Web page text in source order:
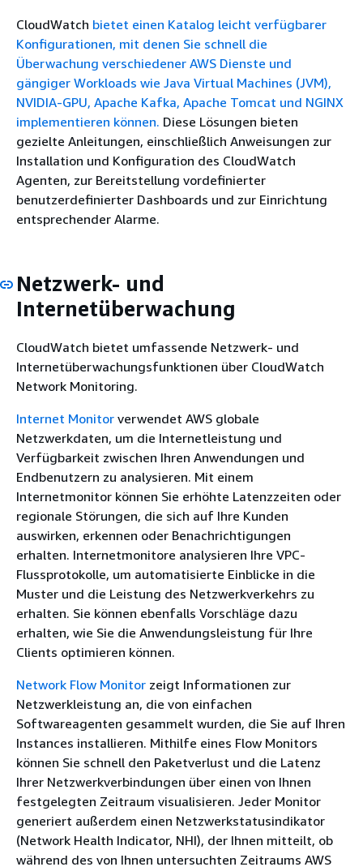
CloudWatch bietet einen Katalog leicht verfügbarer
Konfigurationen, mit denen Sie schnell die
Überwachung verschiedener AWS Dienste und
gängiger Workloads wie Java Virtual Machines (JVM),
NVIDIA-GPU, Apache Kafka, Apache Tomcat und NGINX
implementieren können. Diese Lösungen bieten
gezielte Anleitungen, einschließlich Anweisungen zur
Installation und Konfiguration des CloudWatch
Agenten, zur Bereitstellung vordefinierter
benutzerdefinierter Dashboards und zur Einrichtung
entsprechender Alarme.
Netzwerk- und
Internetüberwachung
CloudWatch bietet umfassende Netzwerk- und
Internetüberwachungsfunktionen über CloudWatch
Network Monitoring.
Internet Monitor verwendet AWS globale
Netzwerkdaten, um die Internetleistung und
Verfügbarkeit zwischen Ihren Anwendungen und
Endbenutzern zu analysieren. Mit einem
Internetmonitor können Sie erhöhte Latenzzeiten oder
regionale Störungen, die sich auf Ihre Kunden
auswirken, erkennen oder Benachrichtigungen
erhalten. Internetmonitore analysieren Ihre VPC-
Flussprotokolle, um automatisierte Einblicke in die
Muster und die Leistung des Netzwerkverkehrs zu
erhalten. Sie können ebenfalls Vorschläge dazu
erhalten, wie Sie die Anwendungsleistung für Ihre
Clients optimieren können.
Network Flow Monitor zeigt Informationen zur
Netzwerkleistung an, die von einfachen
Softwareagenten gesammelt wurden, die Sie auf Ihren
Instances installieren. Mithilfe eines Flow Monitors
können Sie schnell den Paketverlust und die Latenz
Ihrer Netzwerkverbindungen über einen von Ihnen
festgelegten Zeitraum visualisieren. Jeder Monitor
generiert außerdem einen Netzwerkstatusindikator
(Network Health Indicator, NHI), der Ihnen mitteilt, ob
während des von Ihnen untersuchten Zeitraums AWS